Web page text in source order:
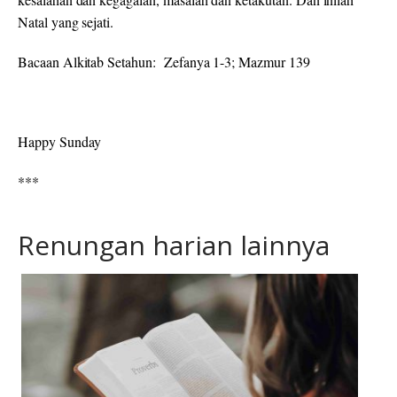
Natal yang sejati.
Bacaan Alkitab Setahun: Zefanya 1-3; Mazmur 139
Happy Sunday
***
Renungan harian lainnya